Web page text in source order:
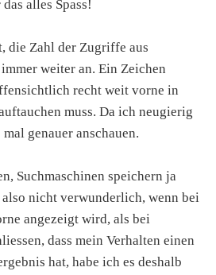
alles Spass!
die Zahl der Zugriffe aus
weiter an. Ein Zeichen
recht weit vorne in
muss. Da ich neugierig
genauer anschauen.
Suchmaschinen speichern ja
nicht verwunderlich, wenn bei
angezeigt wird, als bei
dass mein Verhalten einen
hat, habe ich es deshalb